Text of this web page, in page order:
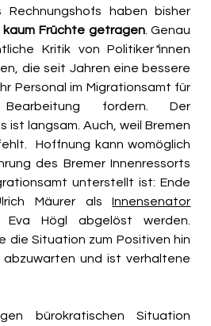
Rechnungshofs haben bisher
kaum Früchte getragen. Genau
Kritik von Politiker*innen
die seit Jahren eine bessere
Personal im Migrationsamt für
fordern. Der
ist langsam. Auch, weil Bremen
Hoffnung kann womöglich
des Bremer Innenressorts
unterstellt ist: Ende
Mäurer als Innensenator
Eva Högl abgelöst werden.
die Situation zum Positiven hin
und ist verhaltene
bürokratischen Situation